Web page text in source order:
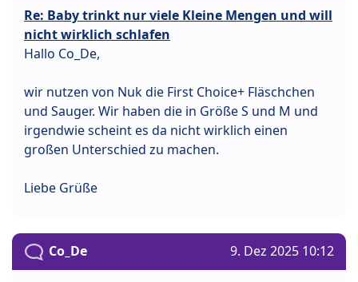
Re: Baby trinkt nur viele Kleine Mengen und will
nicht wirklich schlafen
Hallo Co_De,
wir nutzen von Nuk die First Choice+ Fläschchen
und Sauger. Wir haben die in Größe S und M und
irgendwie scheint es da nicht wirklich einen
großen Unterschied zu machen.
Liebe Grüße
Co_De 9. Dez 2025 10:12